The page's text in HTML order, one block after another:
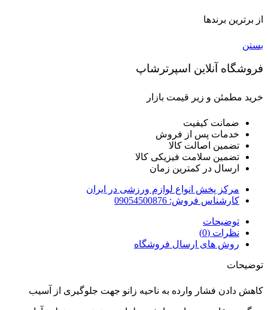
از برترین برندها
بستن
فروشگاه آنلاین اسپرترشاپ
خرید مطمئن و زیر قیمت بازار
ضمانت کیفیت
خدمات پس از فروش
تضمین اصالت کالا
تضمین سلامت فیزیکی کالا
ارسال در کمترین زمان
مرکز پخش انواع لوازم ورزشی در ایران
کارشناس فروش: 09054500876
توضیحات
نظرات (0)
روش های ارسال فروشگاه
توضیحات
کاهش دادن فشار وارده به ناحیه زانو جهت جلوگیری از آسیب